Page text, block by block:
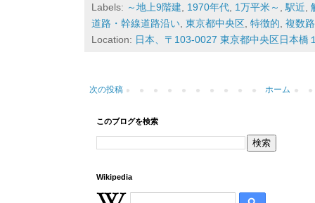
Labels: ～地上9階建 1970年代 1万平米～ 駅近
道路・幹線道路沿い 東京都中央区 特徴的 複数
Location: 日本、〒103-0027 東京都中央区日本橋
次の投稿 ホーム
このブログを検索
Wikipedia